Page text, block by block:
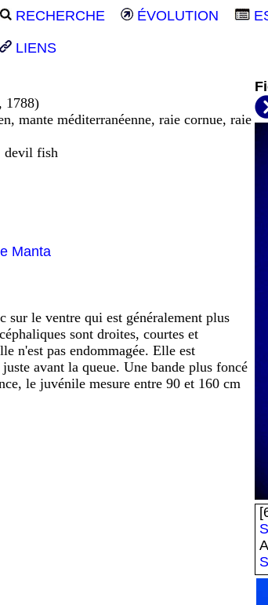
RECHERCHE ÉVOLUTION
LIENS
, 1788)
mante méditerranéenne, raie cornue, raie
devil fish
Manta
sur le ventre qui est généralement plus
sont droites, courtes et
n'est pas endommagée. Elle est
avant la queue. Une bande plus foncé
le juvénile mesure entre 90 et 160 cm